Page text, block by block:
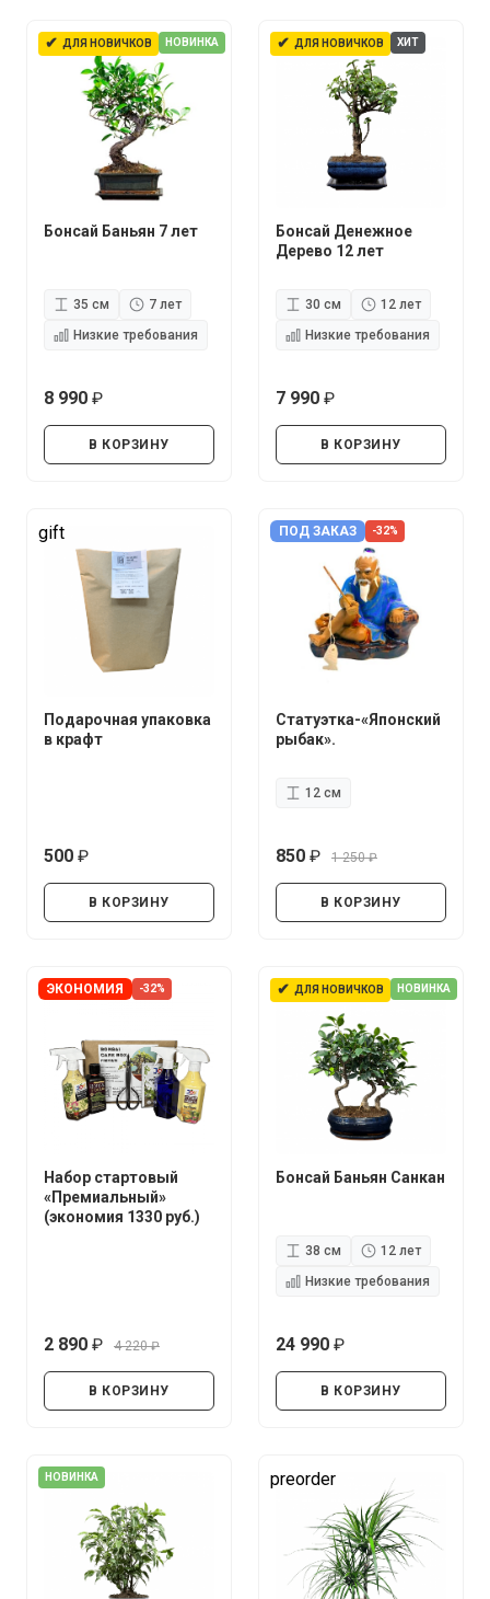
✔ ДЛЯ НОВИЧКОВ НОВИНКА
Бонсай Баньян 7 лет
35 см
7 лет
Низкие требования
8 990
В КОРЗИНУ
✔ ДЛЯ НОВИЧКОВ ХИТ
Бонсай Денежное
Дерево 12 лет
30 см
12 лет
Низкие требования
7 990
В КОРЗИНУ
gift
Подарочная упаковка
в крафт
500
В КОРЗИНУ
ПОД ЗАКАЗ -32%
Статуэтка-«Японский
рыбак».
12 см
850
1 250
В КОРЗИНУ
ЭКОНОМИЯ -32%
Набор стартовый
«Премиальный»
(экономия 1330 руб.)
2 890
4 220
В КОРЗИНУ
✔ ДЛЯ НОВИЧКОВ НОВИНКА
Бонсай Баньян Санкан
38 см
12 лет
Низкие требования
24 990
В КОРЗИНУ
НОВИНКА preorder